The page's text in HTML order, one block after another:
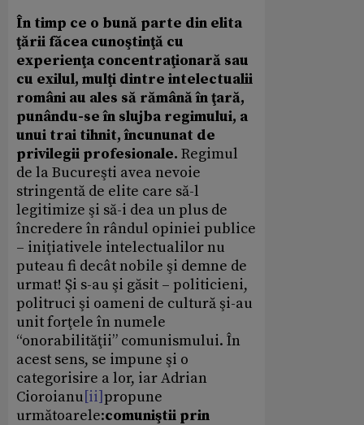
În timp ce o bună parte din elita
ţării făcea cunoştinţă cu
experienţa concentraţionară sau
cu exilul, mulţi dintre intelectualii
români au ales să rămână în ţară,
punându-se în slujba regimului, a
unui trai tihnit, încununat de
privilegii profesionale. Regimul
de la Bucureşti avea nevoie
stringentă de elite care să-l
legitimize şi să-i dea un plus de
încredere în rândul opiniei publice
– iniţiativele intelectualilor nu
puteau fi decât nobile şi demne de
urmat! Şi s-au şi găsit – politicieni,
politruci şi oameni de cultură şi-au
unit forţele în numele
“onorabilităţii” comunismului. În
acest sens, se impune şi o
categorisire a lor, iar Adrian
Cioroianu[ii]propune
următoarele:comuniştii prin